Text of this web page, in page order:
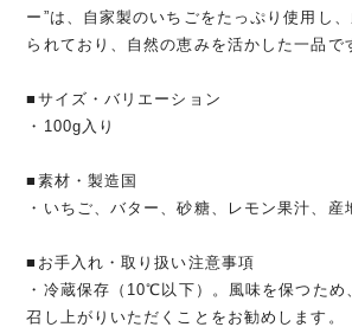
ー”は、自家製のいちごをたっぷり使用し
られており、自然の恵みを活かした一品で
■サイズ・バリエーション
・100g入り
■素材・製造国
・いちご、バター、砂糖、レモン果汁、産
■お手入れ・取り扱い注意事項
・冷蔵保存（10℃以下）。風味を保つため
召し上がりいただくことをお勧めします。